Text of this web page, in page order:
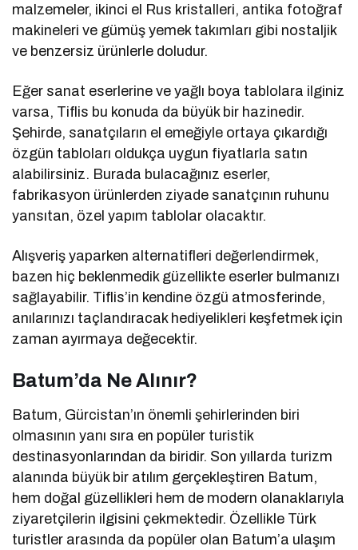
malzemeler, ikinci el Rus kristalleri, antika fotoğraf
makineleri ve gümüş yemek takımları gibi nostaljik
ve benzersiz ürünlerle doludur.
Eğer sanat eserlerine ve yağlı boya tablolara ilginiz
varsa, Tiflis bu konuda da büyük bir hazinedir.
Şehirde, sanatçıların el emeğiyle ortaya çıkardığı
özgün tabloları oldukça uygun fiyatlarla satın
alabilirsiniz. Burada bulacağınız eserler,
fabrikasyon ürünlerden ziyade sanatçının ruhunu
yansıtan, özel yapım tablolar olacaktır.
Alışveriş yaparken alternatifleri değerlendirmek,
bazen hiç beklenmedik güzellikte eserler bulmanızı
sağlayabilir. Tiflis’in kendine özgü atmosferinde,
anılarınızı taçlandıracak hediyelikleri keşfetmek için
zaman ayırmaya değecektir.
Batum’da Ne Alınır?
Batum, Gürcistan’ın önemli şehirlerinden biri
olmasının yanı sıra en popüler turistik
destinasyonlarından da biridir. Son yıllarda turizm
alanında büyük bir atılım gerçekleştiren Batum,
hem doğal güzellikleri hem de modern olanaklarıyla
ziyaretçilerin ilgisini çekmektedir. Özellikle Türk
turistler arasında da popüler olan Batum’a ulaşım